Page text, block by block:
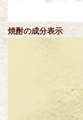
焼酎の成分表示